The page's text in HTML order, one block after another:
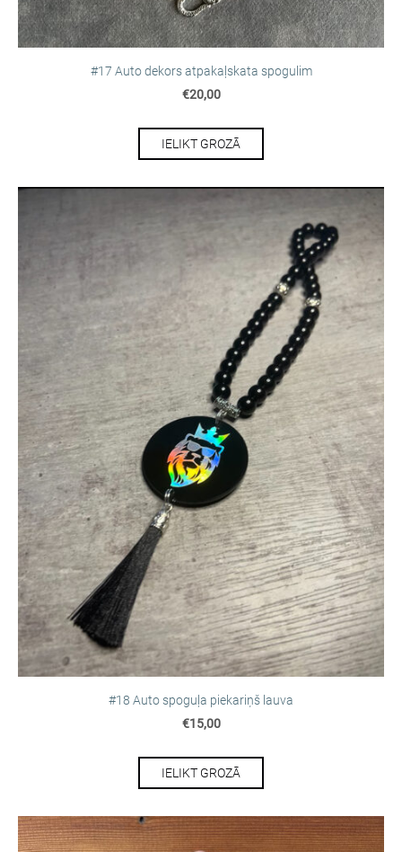
#17 Auto dekors atpakaļskata spogulim
€20,00
IELIKT GROZĀ
#18 Auto spoguļa piekariņš lauva
€15,00
IELIKT GROZĀ